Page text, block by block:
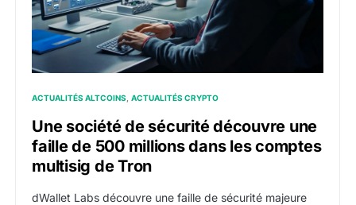
ACTUALITÉS ALTCOINS ACTUALITÉS CRYPTO
Une société de sécurité découvre une
faille de 500 millions dans les comptes
multisig de Tron
dWallet Labs découvre une faille de sécurité majeure